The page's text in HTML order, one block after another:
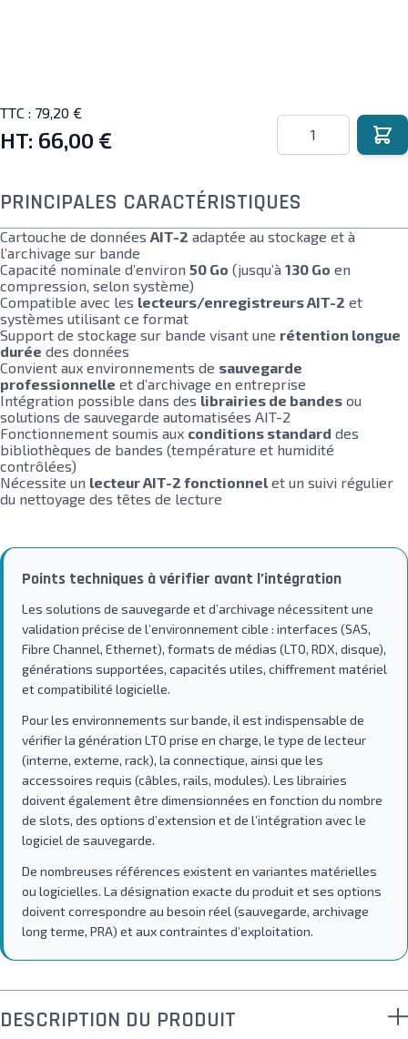
TTC : 79,20 €
HT: 66,00 €
Quantité
PRINCIPALES CARACTÉRISTIQUES
Cartouche de données AIT-2 adaptée au stockage et à
l’archivage sur bande
Capacité nominale d’environ 50 Go (jusqu’à 130 Go en
compression, selon système)
Compatible avec les lecteurs/enregistreurs AIT-2 et
systèmes utilisant ce format
Support de stockage sur bande visant une rétention longue
durée des données
Convient aux environnements de sauvegarde
professionnelle et d’archivage en entreprise
Intégration possible dans des librairies de bandes ou
solutions de sauvegarde automatisées AIT-2
Fonctionnement soumis aux conditions standard des
bibliothèques de bandes (température et humidité
contrôlées)
Nécessite un lecteur AIT-2 fonctionnel et un suivi régulier
du nettoyage des têtes de lecture
Points techniques à vérifier avant l’intégration
Les solutions de sauvegarde et d’archivage nécessitent une
validation précise de l’environnement cible : interfaces (SAS,
Fibre Channel, Ethernet), formats de médias (LTO, RDX, disque),
générations supportées, capacités utiles, chiffrement matériel
et compatibilité logicielle.
Pour les environnements sur bande, il est indispensable de
vérifier la génération LTO prise en charge, le type de lecteur
(interne, externe, rack), la connectique, ainsi que les
accessoires requis (câbles, rails, modules). Les librairies
doivent également être dimensionnées en fonction du nombre
de slots, des options d’extension et de l’intégration avec le
logiciel de sauvegarde.
De nombreuses références existent en variantes matérielles
ou logicielles. La désignation exacte du produit et ses options
doivent correspondre au besoin réel (sauvegarde, archivage
long terme, PRA) et aux contraintes d’exploitation.
DESCRIPTION DU PRODUIT